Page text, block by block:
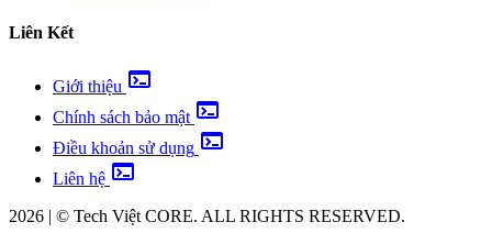
Liên Kết
Giới thiệu terminal
Chính sách bảo mật terminal
Điều khoản sử dụng terminal
Liên hệ terminal
2026 | © Tech Việt CORE. ALL RIGHTS RESERVED.